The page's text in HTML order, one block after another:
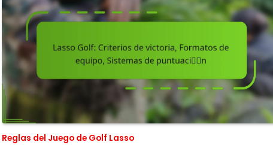
Reglas del Juego de Golf Lasso